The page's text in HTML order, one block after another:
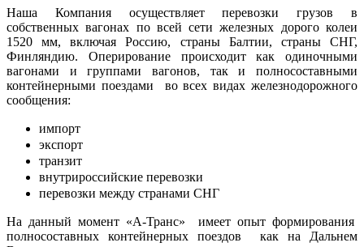
Наша Компания осуществляет перевозки грузов в
собственных вагонах по всей сети железных дорого колеи
1520 мм, включая Россию, страны Балтии, страны СНГ,
Финляндию. Оперирование происходит как одиночными
вагонами и группами вагонов, так и полносоставными
контейнерными поездами во всех видах железнодорожного
сообщения:
импорт
экспорт
транзит
внутрироссийские перевозки
перевозки между странами СНГ
На данный момент «А-Транс» имеет опыт формирования
полносоставных контейнерных поездов как на Дальнем